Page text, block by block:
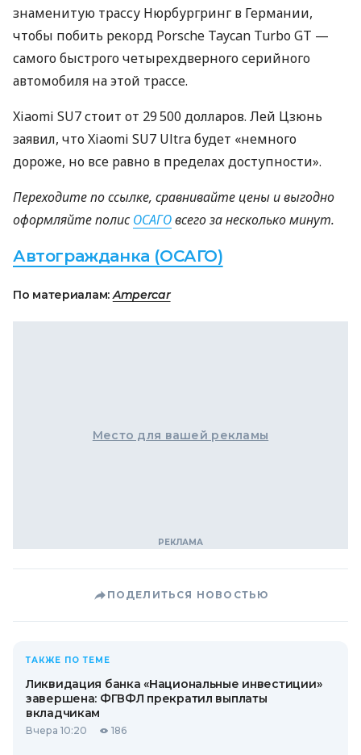
знаменитую трассу Нюрбургринг в Германии,
чтобы побить рекорд Porsche Taycan Turbo GT —
самого быстрого четырехдверного серийного
автомобиля на этой трассе.
Xiaomi SU7 стоит от 29 500 долларов. Лей Цзюнь
заявил, что Xiaomi SU7 Ultra будет «немного
дороже, но все равно в пределах доступности».
Переходите по ссылке, сравнивайте цены и выгодно
оформляйте полисОСАГОвсего за несколько минут.
Автогражданка (ОСАГО)
По материалам:Ampercar
Место для вашей рекламы
ПОДЕЛИТЬСЯ НОВОСТЬЮ
ТАКЖЕ ПО ТЕМЕ
Ликвидация банка «Национальные инвестиции»
завершена: ФГВФЛ прекратил выплаты
вкладчикам
Вчера 10:20 186